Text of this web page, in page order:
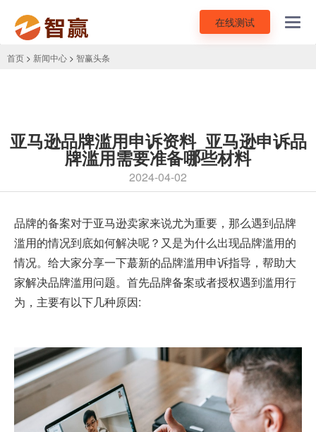
在线测试
首页 > 新闻中心 > 智赢头条
亚马逊品牌滥用申诉资料_亚马逊申诉品
牌滥用需要准备哪些材料
2024-04-02
品牌的备案对于亚马逊卖家来说尤为重要，那么遇到品牌
滥用的情况到底如何解决呢？又是为什么出现品牌滥用的
情况。给大家分享一下蕞新的品牌滥用申诉指导，帮助大
家解决品牌滥用问题。首先品牌备案或者授权遇到滥用行
为，主要有以下几种原因: